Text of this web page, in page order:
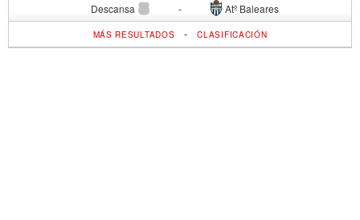
Descansa - Atº Baleares
MÁS RESULTADOS -CLASIFICACIÓN